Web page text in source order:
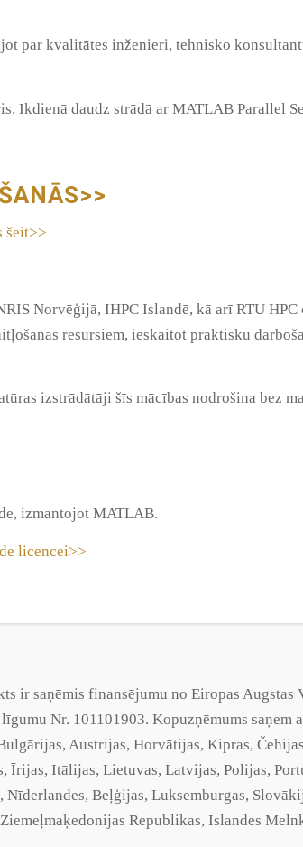
par kvalitātes inženieri, tehnisko
Ikdienā daudz strādā ar MATLAB Parallel
šeit>>
Norvēģijā, IHPC Islandē, kā arī RTU
resursiem, ieskaitot praktisku
izstrādātāji šīs mācības nodrošina bez
izmantojot MATLAB.
licencei>>
ir saņēmis finansējumu no Eiropas Augstas
līgumu Nr. 101101903. Kopuzņēmums saņem
Austrijas, Horvātijas, Kipras,
Īrijas, Itālijas, Lietuvas, Latvijas, Polijas,
Nīderlandes, Beļģijas, Luksemburgas,
Ziemeļmaķedonijas Republikas, Islandes